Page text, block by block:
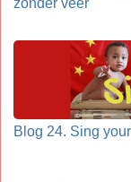
zonder veer
Blog 24. Sing